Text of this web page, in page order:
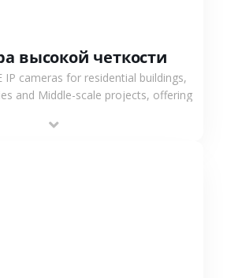
высокой четкости
IP cameras for residential buildings,
and Middle-scale projects, offering
support.